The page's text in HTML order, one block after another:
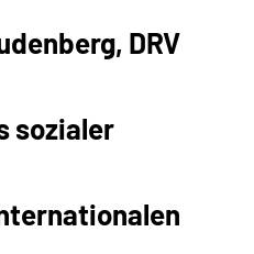
DRV
sozialer